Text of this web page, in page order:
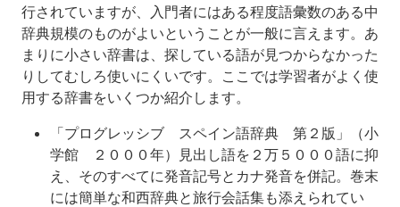
行されていますが、入門者にはある程度語彙数のある中
辞典規模のものがよいということが一般に言えます。あ
まりに小さい辞書は、探している語が見つからなかった
りしてむしろ使いにくいです。ここでは学習者がよく使
用する辞書をいくつか紹介します。
「プログレッシブ スペイン語辞典 第２版」（小
学館 ２０００年）見出し語を２万５０００語に抑
え、そのすべてに発音記号とカナ発音を併記。巻末
には簡単な和西辞典と旅行会話集も添えられてい